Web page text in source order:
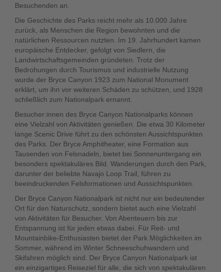
Besuchenden an.
Die Geschichte des Parks reicht mehr als 10.000 Jahre
zurück, als Menschen die Region bewohnten und die
natürlichen Ressourcen nutzten. Im 19. Jahrhundert kamen
europäische Entdecker, gefolgt von Siedlern, die
Landwirtschaftsgemeinden gründeten. Trotz der
Bedrohungen durch Tourismus und industrielle Nutzung
wurde der Bryce Canyon 1923 zum National Monument
erklärt, um ihn vor weiteren Schäden zu schützen, und 1928
schließlich zum Nationalpark ernannt.
Besucher:innen des Bryce Canyon Nationalparks können
eine Vielzahl von Aktivitäten genießen. Die etwa 30 Kilometer
lange Scenic Drive führt zu den schönsten Aussichtspunkten
des Parks. Der Bryce Amphitheater, eine Formation aus
Tausenden von Felsnadeln, bietet bei Sonnenuntergang ein
besonders spektakuläres Bild. Wanderungen durch den Park,
darunter der beliebte Navajo Loop Trail, führen zu
beeindruckenden Felsformationen und Aussichtspunkten.
Der Bryce Canyon Nationalpark ist nicht nur ein bedeutender
Ort für den Naturschutz, sondern bietet auch eine Vielzahl
von Aktivitäten für Besucher. Von Abenteuern bis zur
Entspannung ist für jeden etwas dabei. Für Reit- und
Mountainbike-Enthusiasten bietet der Park Möglichkeiten im
Sommer, während im Winter Schneeschuhwandern und
Skifahren möglich sind. Der Bryce Canyon Nationalpark ist
ein einzigartiges Reiseziel für alle, die sich von spektakulären